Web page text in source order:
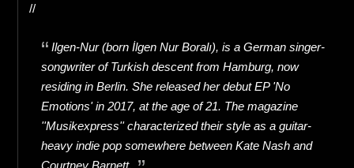
//
Ilgen-Nur (born İlgen Nur Boralı), is a German singer-
songwriter of Turkish descent from Hamburg, now
residing in Berlin. She released her debut EP 'No
Emotions' in 2017, at the age of 21. The magazine
''Musikexpress'' characterized their style as a guitar-
heavy indie pop somewhere between Kate Nash and
Courtney Barnett.